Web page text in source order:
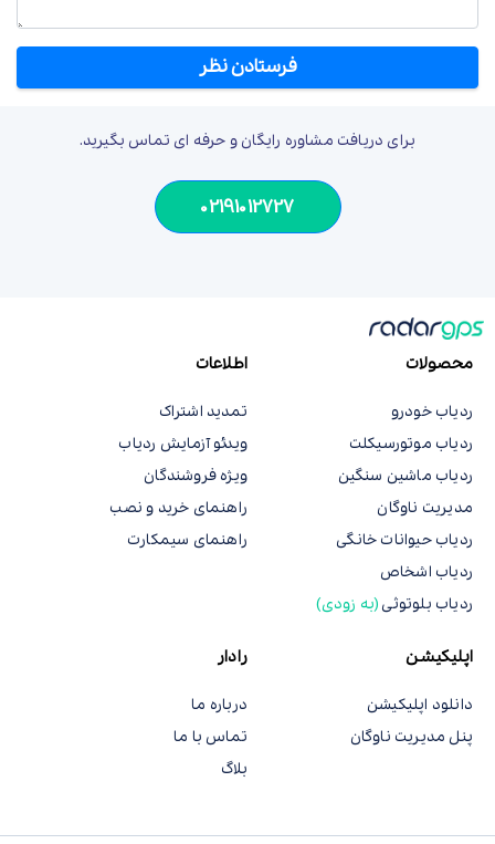
برای دریافت مشاوره رایگان و حرفه ای تماس بگیرید.
02191012727
محصولات
ردیاب خودرو
ردیاب موتورسیکلت
ردیاب ماشین سنگین
مدیریت ناوگان
ردیاب حیوانات خانگی
ردیاب اشخاص
ردیاب بلوتوثی (به زودی)
اطلاعات
تمدید اشتراک
ویدئو آزمایش ردیاب
ویژه فروشندگان
راهنمای خرید و نصب
راهنمای سیمکارت
اپلیکیشن
دانلود اپلیکیشن
پنل مدیریت ناوگان
رادار
درباره ما
تماس با ما
بلاگ